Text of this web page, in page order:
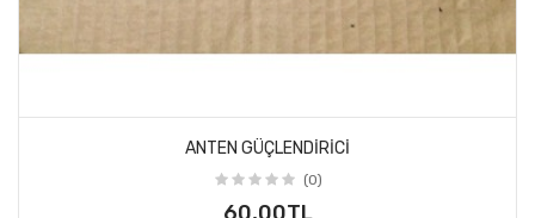
ANTEN GÜÇLENDIRICI
(0)